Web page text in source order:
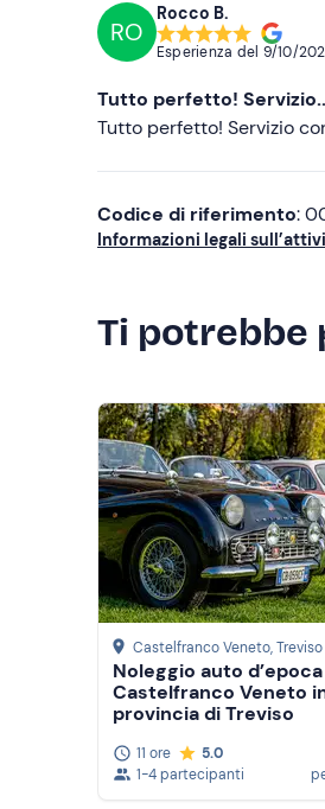
RO
Rocco B.
Esperienza del 9/10/
Tutto perfetto!
Tutto perfetto! Servizio
Codice di riferimento:
Informazioni legali
Ti potrebbe
Castelfranco Veneto, Treviso
Noleggio auto
Castelfranco Veneto
provincia di Treviso
11 ore
5.0
1-4 partecipanti